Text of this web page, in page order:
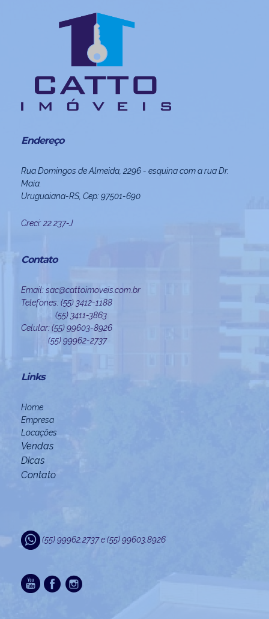
Endereço
Rua Domingos de Almeida, 2296 - esquina com a rua Dr.
Maia.
Uruguaiana-RS, Cep: 97501-690
Creci: 22.237-J
Contato
Email: sac@cattoimoveis.com.br
Telefones: (55) 3412-1188
(55) 3411-3863
Celular: (55) 99603-8926
(55) 99962-2737
Links
Home
Empresa
Locações
Vendas
Dicas
Contato
(55) 99962.2737 e (55) 99603.8926